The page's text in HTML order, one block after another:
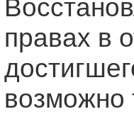
правах в
возможно